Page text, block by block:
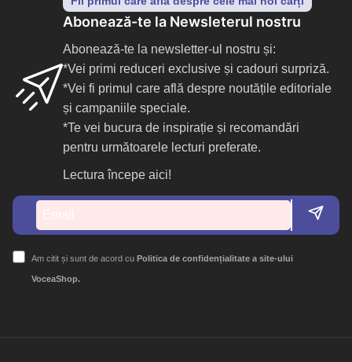
Abonează-te la Newsleterul nostru
Abonează-te la newsletter-ul nostru și:
*Vei primi reduceri exclusive și cadouri surpriză.
*Vei fi primul care află despre noutățile editoriale
și campaniile speciale.
*Te vei bucura de inspirație și recomandări
pentru următoarele lecturi preferate.
Lectura începe aici!
Am citit și sunt de acord cu Politica de confidențialitate a site-ului
VoceaShop.